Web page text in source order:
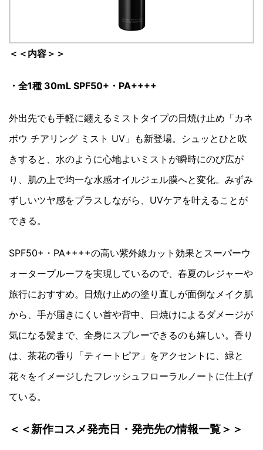
＜＜内容＞＞
・全1種 30mL SPF50+・PA++++
外出先でも手軽に纏えるミストタイプの日焼け止め「カネ
ボウ チアリング ミスト UV」も新登場。シュッとひと吹
きすると、水のように心地よいミストが瞬時にのび広が
り、肌の上で均一な水感オイルジェル膜へと変化。みずみ
ずしいツヤ感をプラスしながら、UVケアを叶えることが
できる。
SPF50+・PA++++の高い紫外線カット効果とスーパーウ
ォータープルーフを実現しているので、春夏のレジャーや
旅行におすすめ。日焼け止めの塗り直しが面倒なメイク肌
から、手が届きにくい首や背中、日焼けによるダメージが
気になる髪まで、全身にスプレーできるのも嬉しい。香り
は、茶花の香り「ティートピア」をアクセントに、緑と
花々をイメージしたフレッシュフローラルノートに仕上げ
ている。
＜＜新作コスメ発売日・発売先の情報一覧＞＞